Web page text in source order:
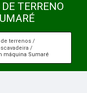
TERRENO
de terrenos
máquina Sumaré